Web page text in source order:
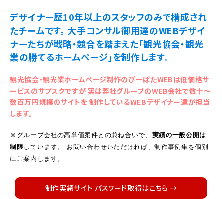
デザイナー歴10年以上のスタッフのみで構成され
たチームです。 大手コンサル御用達のWEBデザイ
ナーたちが戦略・競合を踏まえた「観光協会・観光
業の勝てるホームページ」を制作します。
観光協会・観光業ホームページ制作のぴーぱたWEBは低価格サ
ービスのサブスクですが 実は弊社グループのWEB会社で数十～
数百万円規模のサイトを 制作しているWEBデザイナー達が担当
します。
※グループ会社の高単価案件との兼ね合いで、 実績の一般公開は
制限 しています。
お問い合わせいただければ、制作事例集を個別
にご案内します。
制作実績サイト パスワード取得はこちら →